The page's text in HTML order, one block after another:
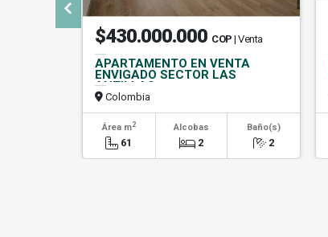
$430.000.000 COP | Venta
APARTAMENTO EN VENTA
ENVIGADO SECTOR LAS
ANTILLAS
Colombia
Área m2
61
Alcobas
2
Baño(s)
2